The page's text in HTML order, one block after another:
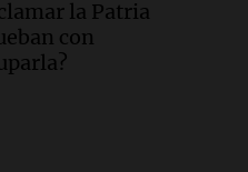
la Patria
con